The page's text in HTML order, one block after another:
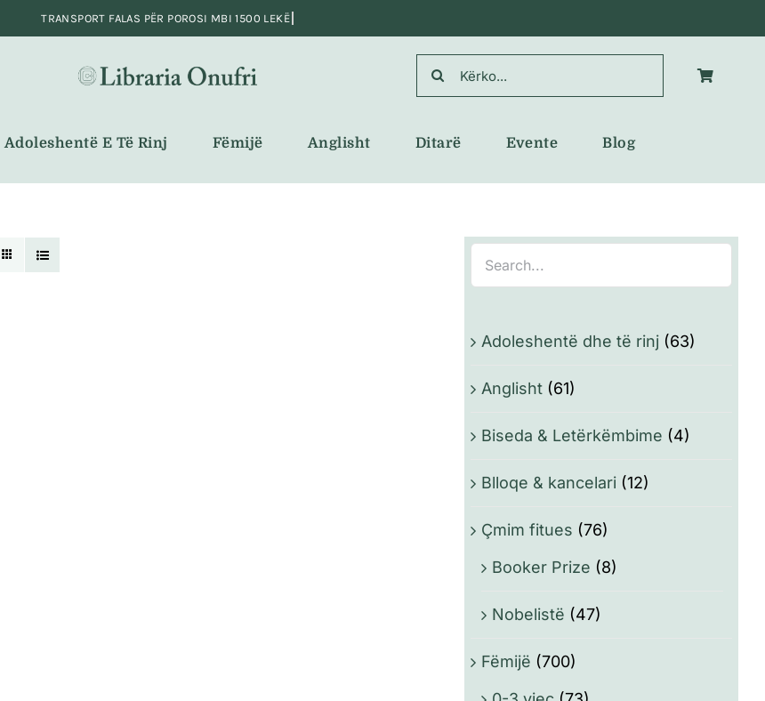
Search
for:
Adoleshentë E Të Rinj Fëmijë Anglisht Ditarë Evente Blog
Adoleshentë dhe të rinj (63)
Anglisht (61)
Biseda & Letërkëmbime (4)
Blloqe & kancelari (12)
Çmim fitues (76)
Booker Prize (8)
Nobelistë (47)
Fëmijë (700)